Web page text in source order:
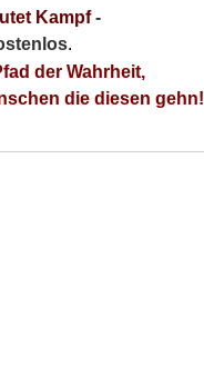
Kampf-
.
der Wahrheit,
die diesen gehn!